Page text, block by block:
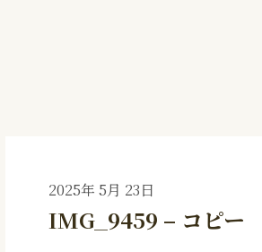
2025年 5月 23日
IMG_9459 – コピー